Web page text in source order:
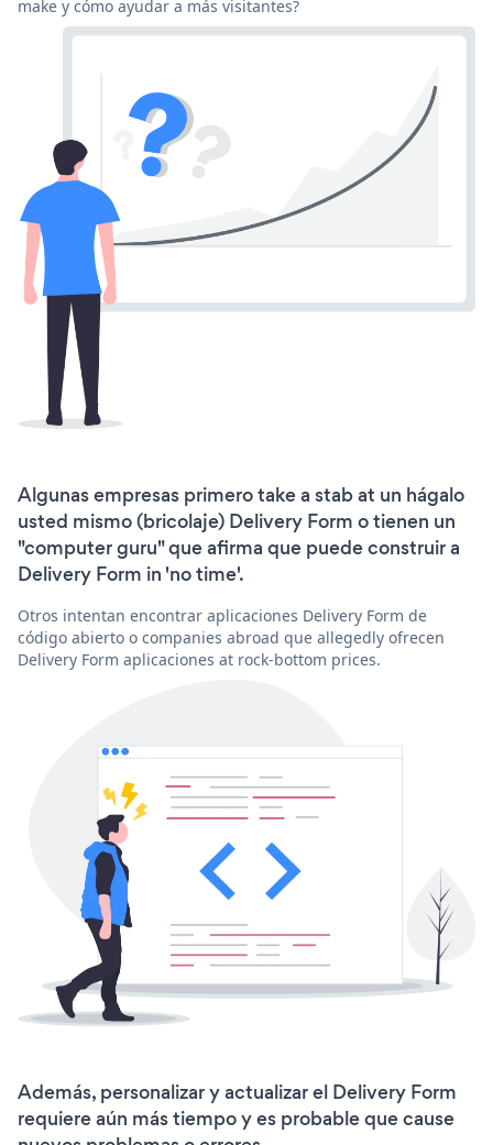
make y cómo ayudar a más visitantes?
Algunas empresas primero take a stab at un hágalo
usted mismo (bricolaje) Delivery Form o tienen un
"computer guru" que afirma que puede construir a
Delivery Form in 'no time'.
Otros intentan encontrar aplicaciones Delivery Form de
código abierto o companies abroad que allegedly ofrecen
Delivery Form aplicaciones at rock-bottom prices.
Además, personalizar y actualizar el Delivery Form
requiere aún más tiempo y es probable que cause